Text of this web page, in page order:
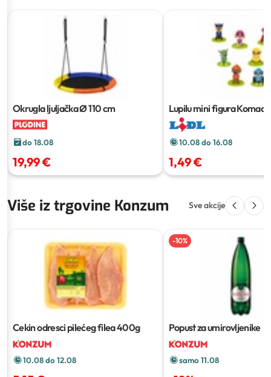
Okrugla ljuljačkaØ 110 cm
do 18.08
19,99 €
Lupilu mini figuraKomad
10.08 do 16.08
1,49 €
Više iz trgovine Konzum Sve akcije
Cekin odresci pilećeg filea400g
10.08 do 12.08
-10%
Popust za umirovljenike
samo 11.08